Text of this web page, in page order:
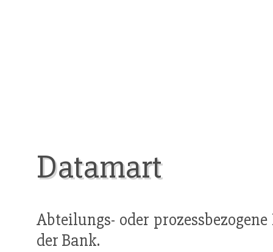
Datamart
Abteilungs- oder
der Bank.